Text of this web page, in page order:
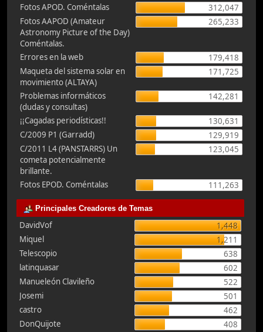
Fotos APOD. Coméntalas
312,047
Fotos AAPOD (Amateur
Astronomy Picture of the Day)
Coméntalas.
265,233
Errores en la web
179,418
Maqueta del sistema solar en
movimiento (ALTAYA)
171,725
Problemas informáticos
(dudas y consultas)
142,281
¡¡Cagadas periodísticas!!
130,631
C/2009 P1 (Garradd)
129,919
C/2011 L4 (PANSTARRS) Un
cometa potencialmente
brillante.
123,045
Fotos EPOD. Coméntalas 111,263
Principales Creadores de Temas
DavidVof
1,448
Miquel
1,211
Telescopio
638
latinquasar
602
Manueleón Clavileño
522
Josemi
501
castro
462
DonQuijote
408